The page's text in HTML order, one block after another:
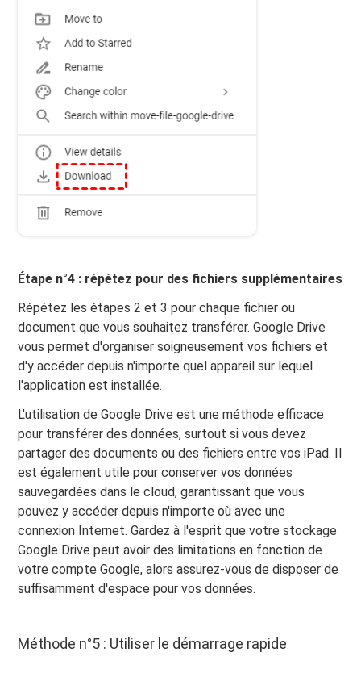
Étape n°4 : répétez pour des fichiers supplémentaires
Répétez les étapes 2 et 3 pour chaque fichier ou
document que vous souhaitez transférer. Google Drive
vous permet d'organiser soigneusement vos fichiers et
d'y accéder depuis n'importe quel appareil sur lequel
l'application est installée.
L'utilisation de Google Drive est une méthode efficace
pour transférer des données, surtout si vous devez
partager des documents ou des fichiers entre vos iPad. Il
est également utile pour conserver vos données
sauvegardées dans le cloud, garantissant que vous
pouvez y accéder depuis n'importe où avec une
connexion Internet. Gardez à l'esprit que votre stockage
Google Drive peut avoir des limitations en fonction de
votre compte Google, alors assurez-vous de disposer de
suffisamment d'espace pour vos données.
Méthode n°5 : Utiliser le démarrage rapide